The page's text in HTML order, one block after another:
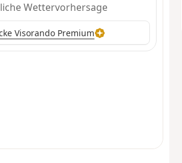
Wettervorhersage
Visorando Premium